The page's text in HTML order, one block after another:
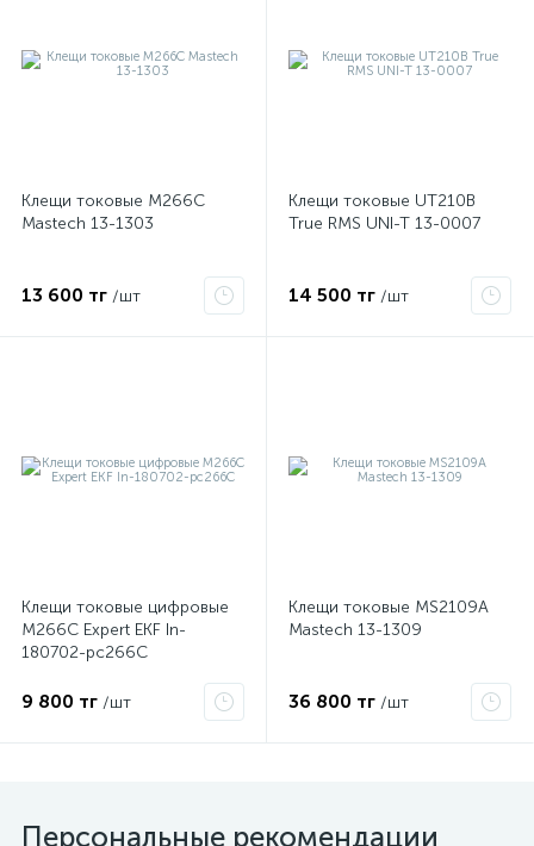
Клещи токовые M266C
Mastech 13-1303
13 600 тг /шт
Клещи токовые UT210В
True RMS UNI-T 13-0007
14 500 тг /шт
Клещи токовые цифровые
M266C Expert EKF In-
180702-pc266C
9 800 тг /шт
Клещи токовые MS2109A
Mastech 13-1309
36 800 тг /шт
Персональные рекомендации